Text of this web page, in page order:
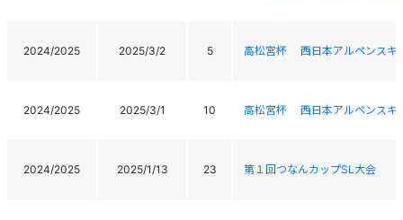
2024/2025 2025/3/2 5 高松宮杯 西日本アルペンスキ
2024/2025 2025/3/1 10 高松宮杯 西日本アルペンスキ
2024/2025 2025/1/13 23 第１回つなんカップSL大会